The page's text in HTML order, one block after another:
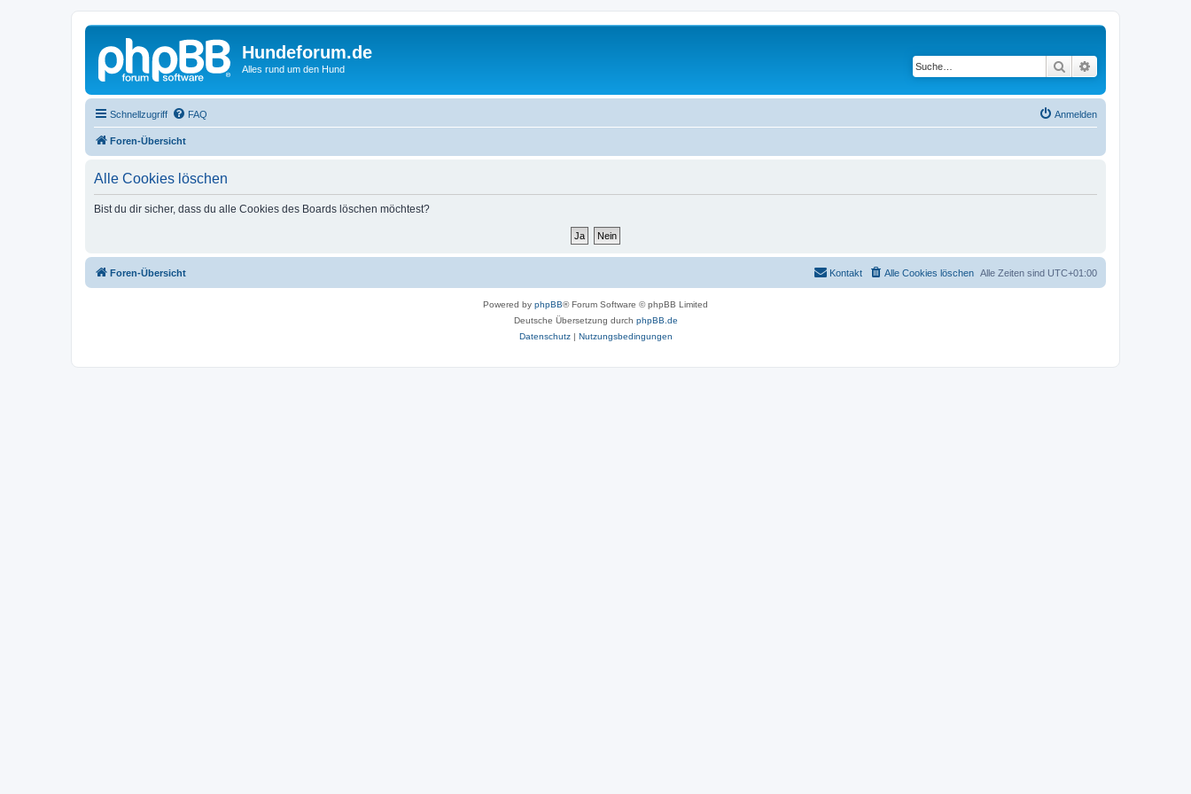
Hundeforum.de
Alles rund um den Hund Suche
Schnellzugriff FAQ Anmelden
Foren-Übersicht
Alle Cookies löschen
Bist du dir sicher, dass du alle Cookies des Boards löschen möchtest?
Foren-Übersicht Alle Zeiten sind UTC+01:00
Alle Cookies löschen
Kontakt
Powered by phpBB® Forum Software © phpBB Limited
Deutsche Übersetzung durch phpBB.de
Datenschutz| Nutzungsbedingungen